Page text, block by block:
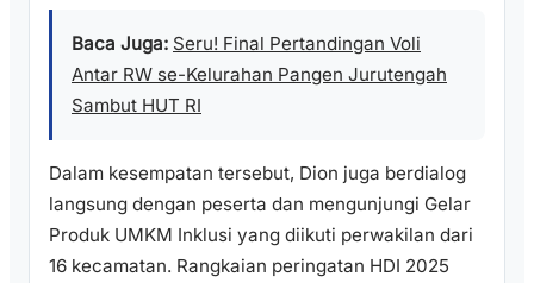
Baca Juga: Seru! Final Pertandingan Voli
Antar RW se-Kelurahan Pangen Jurutengah
Sambut HUT RI
Dalam kesempatan tersebut, Dion juga berdialog
langsung dengan peserta dan mengunjungi Gelar
Produk UMKM Inklusi yang diikuti perwakilan dari
16 kecamatan. Rangkaian peringatan HDI 2025